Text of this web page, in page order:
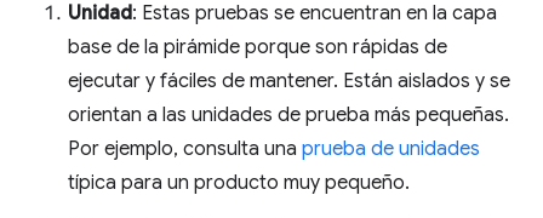
Unidad: Estas pruebas se encuentran en la capa
base de la pirámide porque son rápidas de
ejecutar y fáciles de mantener. Están aislados y se
orientan a las unidades de prueba más pequeñas.
Por ejemplo, consulta una prueba de unidades
típica para un producto muy pequeño.